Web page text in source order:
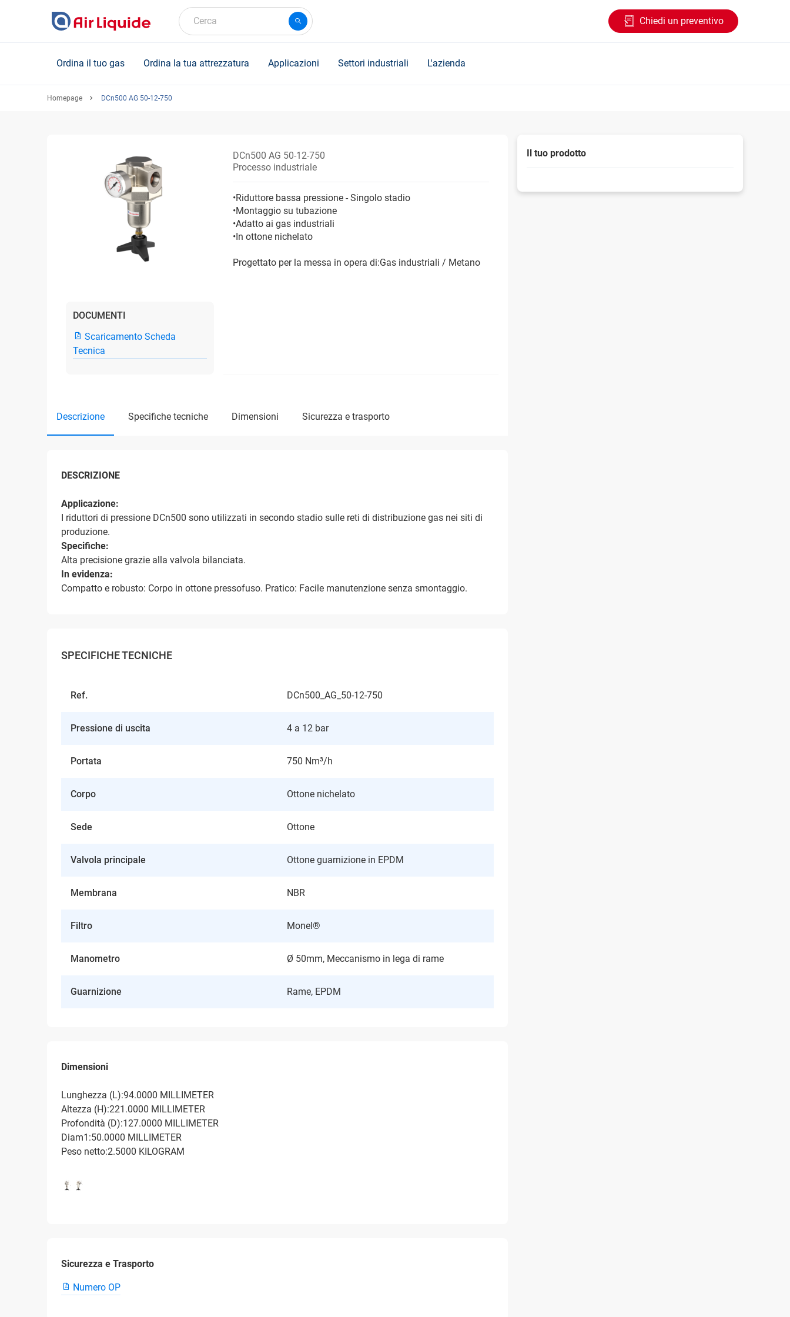
Cerca Chiedi un preventivo
Ordina il tuo gas Ordina la tua attrezzatura Applicazioni Settori industriali L'azienda
Homepage DCn500 AG 50-12-750
DOCUMENTI
Scaricamento Scheda
Tecnica
DCn500 AG 50-12-750
Processo industriale
•Riduttore bassa pressione - Singolo stadio
•Montaggio su tubazione
•Adatto ai gas industriali
•In ottone nichelato
Progettato per la messa in opera di:Gas industriali / Metano
descrizione specifiche tecniche dimensioni sicurezza e trasporto
DESCRIZIONE
Applicazione:
I riduttori di pressione DCn500 sono utilizzati in secondo stadio sulle reti di distribuzione gas nei siti di
produzione.
Specifiche:
Alta precisione grazie alla valvola bilanciata.
In evidenza:
Compatto e robusto: Corpo in ottone pressofuso. Pratico: Facile manutenzione senza smontaggio.
SPECIFICHE TECNICHE
Ref. DCn500_AG_50-12-750
Pressione di uscita 4 a 12 bar
Portata 750 Nm³/h
Corpo Ottone nichelato
Sede Ottone
Valvola principale Ottone guarnizione in EPDM
Membrana NBR
Filtro Monel®
Manometro Ø 50mm, Meccanismo in lega di rame
Guarnizione Rame, EPDM
Dimensioni
Lunghezza (L):94.0000 MILLIMETER
Altezza (H):221.0000 MILLIMETER
Profondità (D):127.0000 MILLIMETER
Diam1:50.0000 MILLIMETER
Peso netto:2.5000 KILOGRAM
Sicurezza e Trasporto
Numero OP
Il tuo prodotto